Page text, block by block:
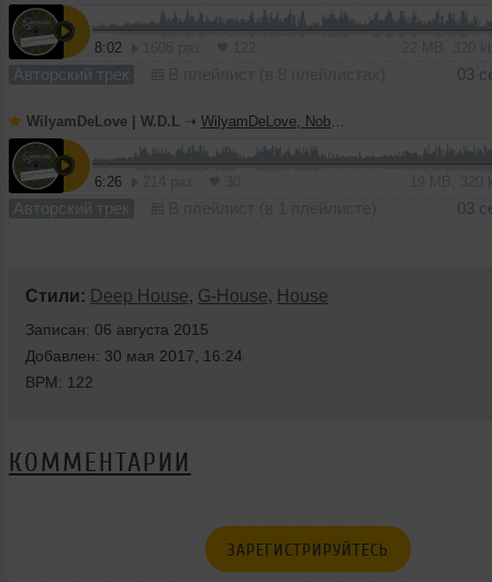
8:02
Авторский трек 03
WilyamDeLove | W.D.L ➝ WilyamDeLove, Nobe - Impossible (Original Mix) | BEDROOM Muzik
6:26
Авторский трек 03
Стили: Deep House, G-House, House
Записан: 06 августа 2015
Добавлен: 30 мая 2017, 16:24
BPM: 122
КОММЕНТАРИИ
ЗАРЕГИСТРИРУЙТЕСЬ